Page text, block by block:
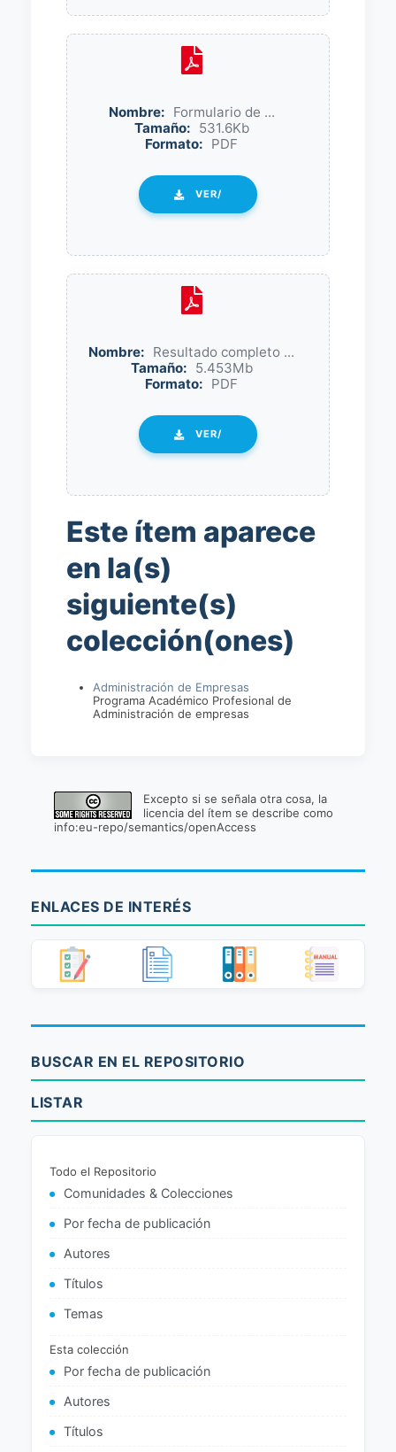
Nombre: Formulario de ...
Tamaño: 531.6Kb
Formato: PDF
VER/
Nombre: Resultado completo ...
Tamaño: 5.453Mb
Formato: PDF
VER/
Este ítem aparece
en la(s)
siguiente(s)
colección(ones)
Administración de Empresas
Programa Académico Profesional de
Administración de empresas
Excepto si se señala otra cosa, la
licencia del ítem se describe como
info:eu-repo/semantics/openAccess
ENLACES DE INTERÉS
BUSCAR EN EL REPOSITORIO
LISTAR
Todo el Repositorio
Comunidades & Colecciones
Por fecha de publicación
Autores
Títulos
Temas
Esta colección
Por fecha de publicación
Autores
Títulos